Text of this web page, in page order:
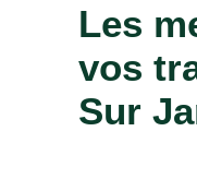
Les
vos
Sur